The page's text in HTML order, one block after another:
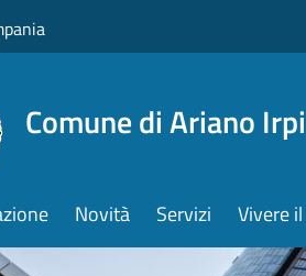
Comune di Ariano
Novità Servizi Vivere